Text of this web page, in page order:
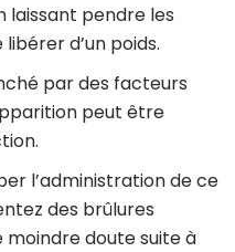
laissant pendre les
d’un poids.
par des facteurs
peut être
l’administration de ce
des brûlures
moindre doute suite à